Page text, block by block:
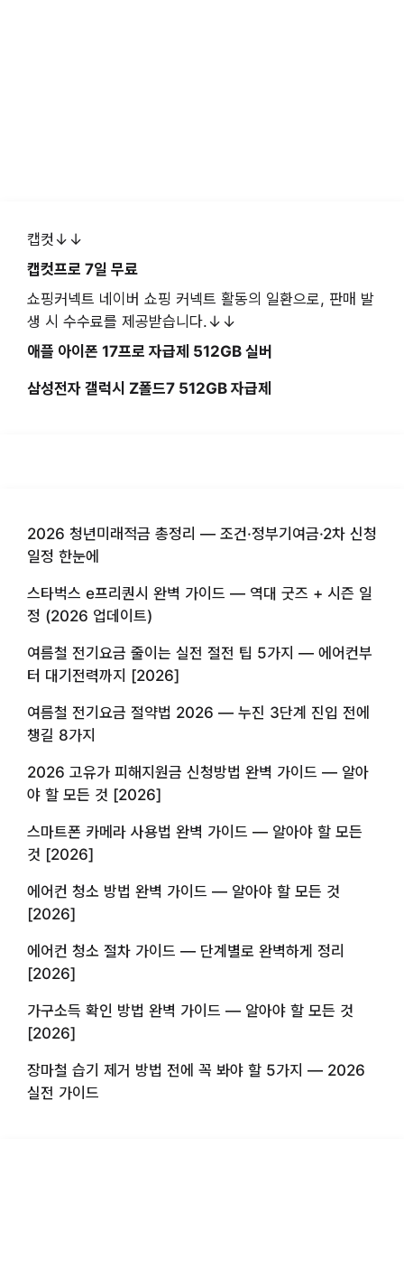
캡컷↓↓
캡컷프로 7일 무료
쇼핑커넥트 네이버 쇼핑 커넥트 활동의 일환으로, 판매 발
생 시 수수료를 제공받습니다.↓↓
애플 아이폰 17프로 자급제 512GB 실버
삼성전자 갤럭시 Z폴드7 512GB 자급제
2026 청년미래적금 총정리 — 조건·정부기여금·2차 신청
일정 한눈에
스타벅스 e프리퀀시 완벽 가이드 — 역대 굿즈 + 시즌 일
정 (2026 업데이트)
여름철 전기요금 줄이는 실전 절전 팁 5가지 — 에어컨부
터 대기전력까지 [2026]
여름철 전기요금 절약법 2026 — 누진 3단계 진입 전에
챙길 8가지
2026 고유가 피해지원금 신청방법 완벽 가이드 — 알아
야 할 모든 것 [2026]
스마트폰 카메라 사용법 완벽 가이드 — 알아야 할 모든
것 [2026]
에어컨 청소 방법 완벽 가이드 — 알아야 할 모든 것
[2026]
에어컨 청소 절차 가이드 — 단계별로 완벽하게 정리
[2026]
가구소득 확인 방법 완벽 가이드 — 알아야 할 모든 것
[2026]
장마철 습기 제거 방법 전에 꼭 봐야 할 5가지 — 2026
실전 가이드